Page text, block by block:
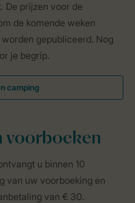
De prijzen voor de
de komende weken
gepubliceerd. Nog
je begrip.
camping
voorboeken
u binnen 10
van uw voorboeking en
van € 30.